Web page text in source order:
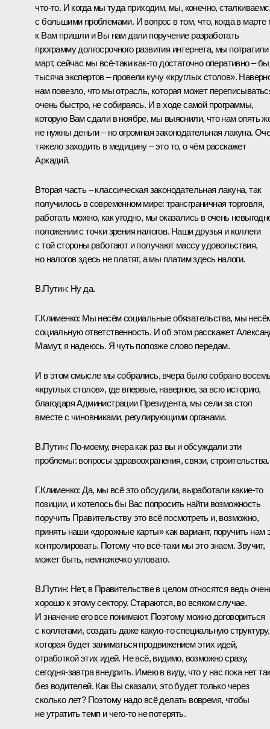
что‑то. И когда мы туда приходим, мы, конечно,
с большими проблемами. И вопрос в том, что, когда в
к Вам пришли и Вы нам дали поручение разработать
программу долгосрочного развития интернета, мы потратили
март, сейчас мы всё‑таки как‑то достаточно оперативно –
тысяча экспертов – провели кучу «круглых столов».
нам повезло, что мы отрасль, которая может
очень быстро, не собираясь. И в ходе самой программы,
которую Вам сдали в ноябре, мы выяснили, что нам опять
не нужны деньги – но огромная законодательная лакуна.
тяжело заходить в медицину – это то, о чём расскажет
Аркадий.
Вторая часть – классическая законодательная лакуна, так
получилось в современном мире: трансграничная торговля,
работать можно, как угодно, мы оказались в очень
положении с точки зрения налогов. Наши друзья и коллеги
с той стороны работают и получают массу удовольствия,
но налогов здесь не платят, а мы платим здесь налоги.
В.Путин: Ну да.
Г.Клименко: Мы несём социальные обязательства, мы
социальную ответственность. И об этом расскажет
Мамут, я надеюсь. Я чуть попозже слово передам.
И в этом смысле мы собрались, вчера было собрано
«круглых столов», где впервые, наверное, за всю историю,
благодаря Администрации Президента, мы сели за стол
вместе с чиновниками, регулирующими органами.
В.Путин: По‑моему, вчера как раз вы и обсуждали эти
проблемы: вопросы здравоохранения, связи, строительства.
Г.Клименко:Да, мы всё это обсудили, выработали какие‑то
позиции, и хотелось бы Вас попросить найти возможность
поручить Правительству это всё посмотреть и, возможно,
принять наши «дорожные карты» как вариант, поручить нам
контролировать. Потому что всё‑таки мы это знаем. Звучит,
может быть, немножечко угловато.
В.Путин: Нет, в Правительстве в целом относятся ведь
хорошо к этому сектору. Стараются, во всяком случае.
И значение его все понимают. Поэтому можно договориться
с коллегами, создать даже какую‑то специальную структуру,
которая будет заниматься продвижением этих идей,
отработкой этих идей. Не всё, видимо, возможно сразу,
сегодня-завтра внедрить. Имею в виду, что у нас пока нет
без водителей. Как Вы сказали, это будет только через
сколько лет? Поэтому надо всё делать вовремя, чтобы
не утратить темп и чего‑то не потерять.